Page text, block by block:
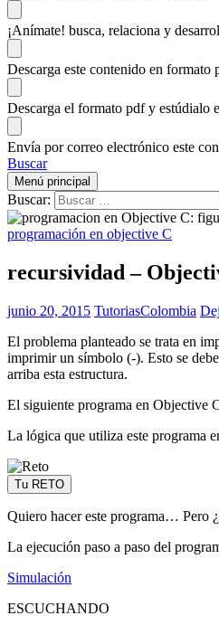
¡Anímate! busca, relaciona y
Descarga este contenido en formato
Descarga el formato pdf y estúdialo
Envía por correo electrónico este
Buscar
Menú principal
Buscar:
programación en objective C
recursividad –
junio 20, 2015 TutoriasColombia
El problema planteado se trata en
imprimir un símbolo (-). Esto se
arriba esta estructura.
El siguiente programa en Objective
La lógica que utiliza este programa
Tu RETO
Quiero hacer este programa… Pero
La ejecución paso a paso del
Simulación
ESCUCHANDO